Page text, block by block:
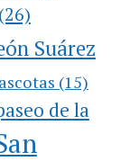
(26)
Suárez
(15)
de la